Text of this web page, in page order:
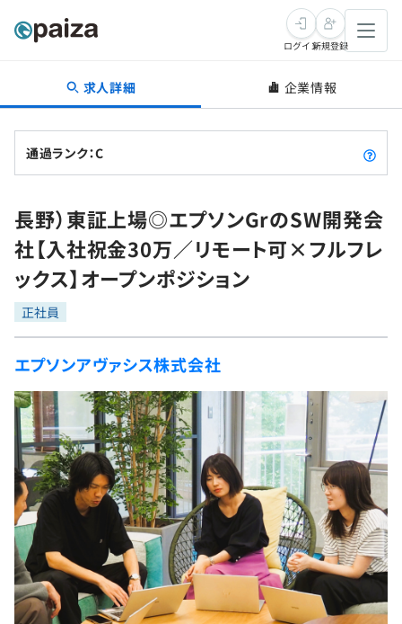
転職・キャリア
転職成功ガイド
転職エージェント
インタビュー
転職成功ガイド
新卒就活
求人検索
本選考
インターン
新卒エージェント
イベント・セミナー
インタビュー
就活成功ガイド
学習
問題集
4択課題
ナレッジ
リファレンス
プラン
個人向けプラン
法人向けプラン
プログラミング言語
評価結果一覧
再チャレンジ結果一覧
ゲーム・マンガ
Tech Team Journal
paiza times
note
paizaとは？
ログイン新規登録
求人詳細 企業情報
通過ランク：C
長野）東証上場◎エプソンGrのSW開発会
社【入社祝金30万／リモート可×フルフレ
ックス】オープンポジション
正社員
エプソンアヴァシス株式会社